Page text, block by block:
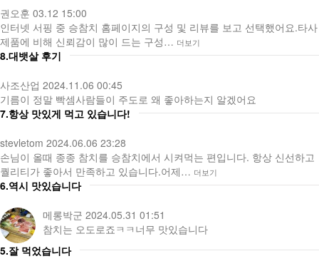
권오훈 03.12 15:00
인터넷 서핑 중 승참치 홈페이지의 구성 및 리뷰를 보고 선택했어요.타사
제품에 비해 신뢰감이 많이 드는 구성… 더보기
8.대뱃살 후기
사조산업 2024.11.06 00:45
기름이 정말 빡셈사람들이 주도로 왜 좋아하는지 알겠어요
7.항상 맛있게 먹고 있습니다!
stevletom 2024.06.06 23:28
손님이 올때 종종 참치를 승참치에서 시켜먹는 편입니다. 항상 신선하고
퀄리티가 좋아서 만족하고 있습니다.어제… 더보기
6.역시 맛있습니다
메롱박군 2024.05.31 01:51
참치는 오도로죠ㅋㅋ너무 맛있습니다
5.잘 먹었습니다